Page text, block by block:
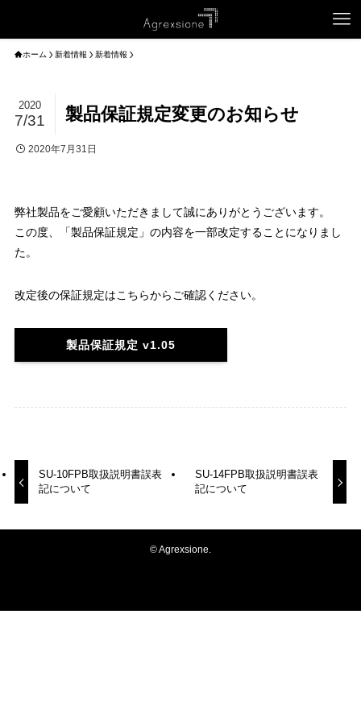
ホーム 新着情報 新着情報
製品保証規定変更のお知らせ
2020
7/31
2020年7月31日
弊社製品をご愛顧いただきまして誠にありがとうございます。
この度、「製品保証規定」の内容を一部改定することになりまし
た。
改定後の保証規定はこちらからご確認ください。
製品保証規定 v1.05
SU-10FPB取扱説明書誤表
記について
SU-14FPB取扱説明書誤表
記について
©Agrexsione.